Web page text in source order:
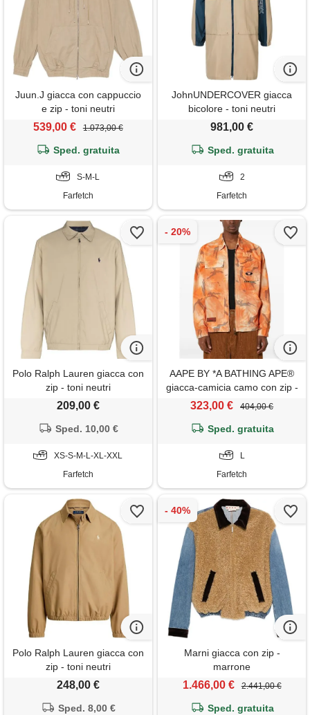
Juun.J giacca con cappuccio
e zip - toni neutri
539,00 € 1.073,00 €
Sped. gratuita
S-M-L
Farfetch
JohnUNDERCOVER giacca
bicolore - toni neutri
981,00 €
Sped. gratuita
2
Farfetch
Polo Ralph Lauren giacca con
zip - toni neutri
209,00 €
Sped. 10,00 €
XS-S-M-L-XL-XXL
Farfetch
AAPE BY *A BATHING APE®
giacca-camicia camo con zip -
arancione
323,00 € 404,00 €
Sped. gratuita
L
Farfetch
Polo Ralph Lauren giacca con
zip - toni neutri
248,00 €
Sped. 8,00 €
Marni giacca con zip -
marrone
1.466,00 € 2.441,00 €
Sped. gratuita